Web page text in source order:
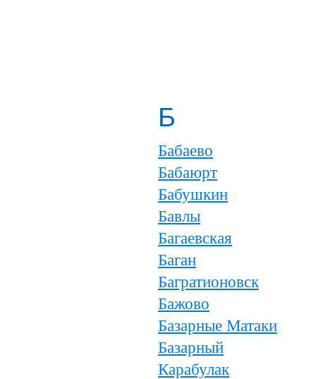
Б
Бабаево
Бабаюрт
Бабушкин
Бавлы
Багаевская
Баган
Багратионовск
Бажово
Базарные Матаки
Базарный
Карабулак